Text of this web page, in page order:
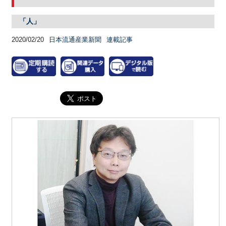
「人」
2020/02/20 日本流通産業新聞 連載記事